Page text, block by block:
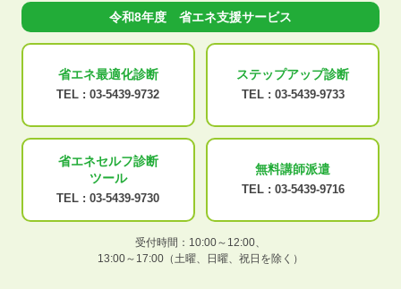
令和8年度 省エネ支援サービス
省エネ最適化診断
TEL : 03-5439-9732
ステップアップ診断
TEL : 03-5439-9733
省エネセルフ診断
ツール
TEL : 03-5439-9730
無料講師派遣
TEL : 03-5439-9716
受付時間：10:00～12:00、
13:00～17:00（土曜、日曜、祝日を除く）